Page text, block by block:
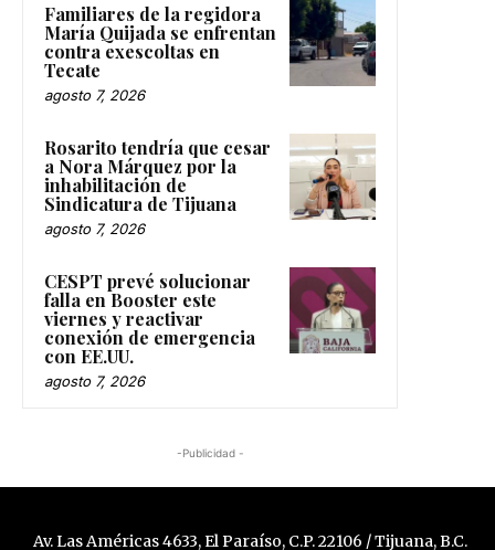
Familiares de la regidora
María Quijada se enfrentan
contra exescoltas en
Tecate
agosto 7, 2026
Rosarito tendría que cesar
a Nora Márquez por la
inhabilitación de
Sindicatura de Tijuana
agosto 7, 2026
CESPT prevé solucionar
falla en Booster este
viernes y reactivar
conexión de emergencia
con EE.UU.
agosto 7, 2026
-Publicidad -
Av. Las Américas 4633, El Paraíso, C.P. 22106 / Tijuana, B.C.